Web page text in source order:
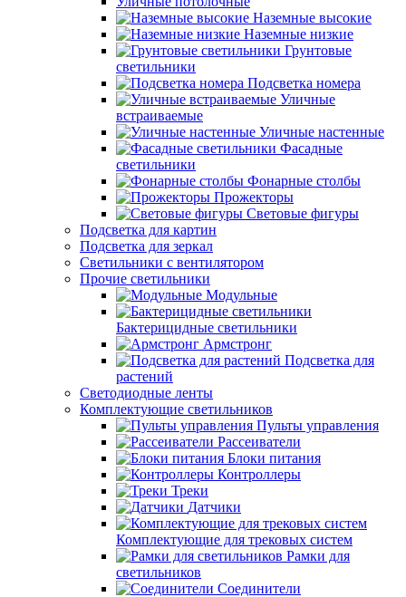
Наземные высокие
Наземные низкие
Грунтовые
светильники
Подсветка номера
Уличные
встраиваемые
Уличные настенные
Фасадные
светильники
Фонарные столбы
Прожекторы
Световые фигуры
Подсветка для картин
Подсветка для зеркал
Светильники с вентилятором
Прочие светильники
Модульные
Бактерицидные светильники
Армстронг
Подсветка для
растений
Светодиодные ленты
Комплектующие светильников
Пульты управления
Рассеиватели
Блоки питания
Контроллеры
Треки
Датчики
Комплектующие для трековых систем
Рамки для
светильников
Соединители